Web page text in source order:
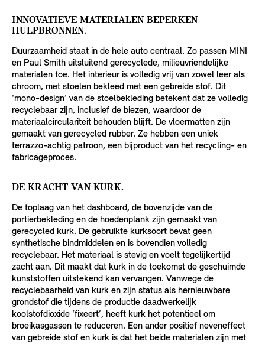
INNOVATIEVE MATERIALEN BEPERKEN
HULPBRONNEN.
Duurzaamheid staat in de hele auto centraal. Zo passen MINI
en Paul Smith uitsluitend gerecyclede, milieuvriendelijke
materialen toe. Het interieur is volledig vrij van zowel leer als
chroom, met stoelen bekleed met een gebreide stof. Dit
‘mono-design’ van de stoelbekleding betekent dat ze volledig
recyclebaar zijn, inclusief de biezen, waardoor de
materiaalcirculariteit behouden blijft. De vloermatten zijn
gemaakt van gerecycled rubber. Ze hebben een uniek
terrazzo-achtig patroon, een bijproduct van het recycling- en
fabricageproces.
DE KRACHT VAN KURK.
De toplaag van het dashboard, de bovenzijde van de
portierbekleding en de hoedenplank zijn gemaakt van
gerecycled kurk. De gebruikte kurksoort bevat geen
synthetische bindmiddelen en is bovendien volledig
recyclebaar. Het materiaal is stevig en voelt tegelijkertijd
zacht aan. Dit maakt dat kurk in de toekomst de geschuimde
kunststoffen uitstekend kan vervangen. Vanwege de
recyclebaarheid van kurk en zijn status als hernieuwbare
grondstof die tijdens de productie daadwerkelijk
koolstofdioxide ‘fixeert’, heeft kurk het potentieel om
broeikasgassen te reduceren. Een ander positief neveneffect
van gebreide stof en kurk is dat het beide materialen zijn met